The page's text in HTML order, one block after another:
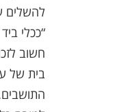
להשלים
“ככלי
חשוב
בית של